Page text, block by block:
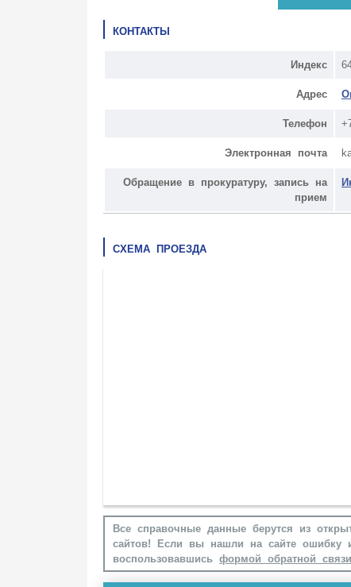
КОНТАКТЫ
Индекс
Адрес
Телефон
Электронная почта
Обращение в прокуратуру, запись на
прием
СХЕМА ПРОЕЗДА
Все справочные данные берутся из
сайтов! Если вы нашли на сайте ошибку
воспользовавшись формой обратной связи